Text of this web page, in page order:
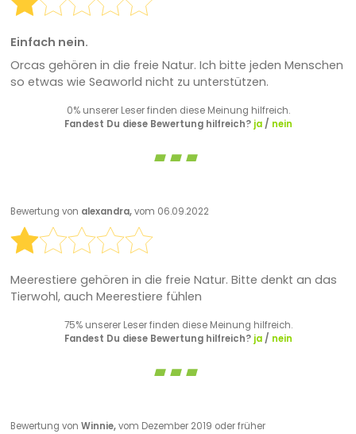
Einfach nein.
Orcas gehören in die freie Natur. Ich bitte jeden Menschen
so etwas wie Seaworld nicht zu unterstützen.
0% unserer Leser finden diese Meinung hilfreich.
Fandest Du diese Bewertung hilfreich? ja/ nein
Bewertung von alexandra,vom 06.09.2022
Meerestiere gehören in die freie Natur. Bitte denkt an das
Tierwohl, auch Meerestiere fühlen
75% unserer Leser finden diese Meinung hilfreich.
Fandest Du diese Bewertung hilfreich? ja/ nein
Bewertung von Winnie,vom Dezember 2019 oder früher